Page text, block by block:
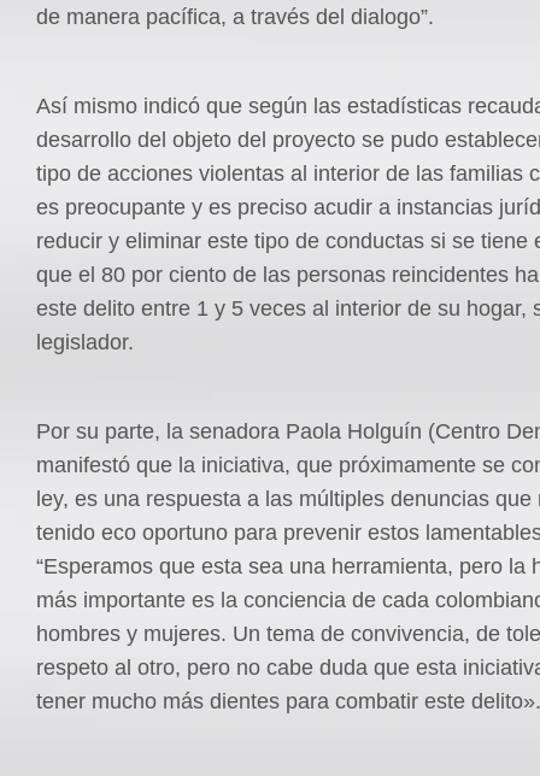
de manera pacífica, a través del dialogo”.
Así mismo indicó que según las estadísticas
desarrollo del objeto del proyecto se pudo
tipo de acciones violentas al interior de las familias
es preocupante y es preciso acudir a instancias
reducir y eliminar este tipo de conductas si se tiene
que el 80 por ciento de las personas reincidentes
este delito entre 1 y 5 veces al interior de su hogar,
legislador.
Por su parte, la senadora Paola Holguín (Centro
manifestó que la iniciativa, que próximamente se
ley, es una respuesta a las múltiples denuncias que
tenido eco oportuno para prevenir estos
“Esperamos que esta sea una herramienta, pero la
más importante es la conciencia de cada
hombres y mujeres. Un tema de convivencia, de
respeto al otro, pero no cabe duda que esta
tener mucho más dientes para combatir este delito».